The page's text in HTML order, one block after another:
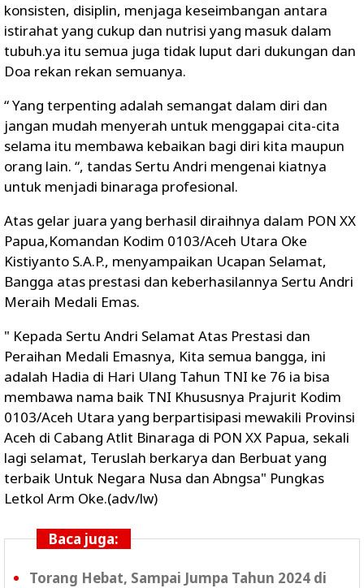
konsisten, disiplin, menjaga keseimbangan antara
istirahat yang cukup dan nutrisi yang masuk dalam
tubuh.ya itu semua juga tidak luput dari dukungan dan
Doa rekan rekan semuanya.
“ Yang terpenting adalah semangat dalam diri dan
jangan mudah menyerah untuk menggapai cita-cita
selama itu membawa kebaikan bagi diri kita maupun
orang lain. “, tandas Sertu Andri mengenai kiatnya
untuk menjadi binaraga profesional.
Atas gelar juara yang berhasil diraihnya dalam PON XX
Papua,Komandan Kodim 0103/Aceh Utara Oke
Kistiyanto S.A.P., menyampaikan Ucapan Selamat,
Bangga atas prestasi dan keberhasilannya Sertu Andri
Meraih Medali Emas.
" Kepada Sertu Andri Selamat Atas Prestasi dan
Peraihan Medali Emasnya, Kita semua bangga, ini
adalah Hadia di Hari Ulang Tahun TNI ke 76 ia bisa
membawa nama baik TNI Khususnya Prajurit Kodim
0103/Aceh Utara yang berpartisipasi mewakili Provinsi
Aceh di Cabang Atlit Binaraga di PON XX Papua, sekali
lagi selamat, Teruslah berkarya dan Berbuat yang
terbaik Untuk Negara Nusa dan Abngsa" Pungkas
Letkol Arm Oke.(adv/lw)
Baca juga:
Torang Hebat, Sampai Jumpa Tahun 2024 di